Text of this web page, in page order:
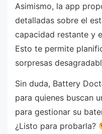
Asimismo, la app
detalladas sobre el
capacidad restante y
Esto te permite
sorpresas
Sin duda, Battery
para quienes buscan
para gestionar su
¿Listo para probarla?